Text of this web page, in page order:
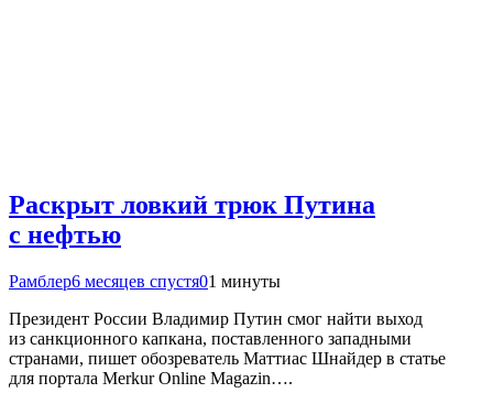
Раскрыт ловкий трюк Путина
с нефтью
Рамблер6 месяцев спустя01 минуты
Президент России Владимир Путин смог найти выход
из санкционного капкана, поставленного западными
странами, пишет обозреватель Маттиас Шнайдер в статье
для портала Merkur Online Magazin….